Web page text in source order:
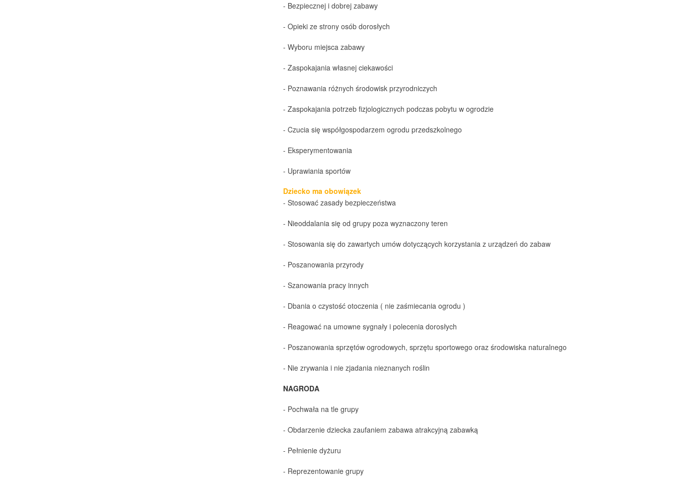
- Bezpiecznej i dobrej zabawy
- Opieki ze strony osób dorosłych
- Wyboru miejsca zabawy
- Zaspokajania własnej ciekawości
- Poznawania różnych środowisk przyrodniczych
- Zaspokajania potrzeb fizjologicznych podczas pobytu w ogrodzie
- Czucia się współgospodarzem ogrodu przedszkolnego
- Eksperymentowania
- Uprawiania sportów
Dziecko ma obowiązek
- Stosować zasady bezpieczeństwa
- Nieoddalania się od grupy poza wyznaczony teren
- Stosowania się do zawartych umów dotyczących korzystania z urządzeń do zabaw
- Poszanowania przyrody
- Szanowania pracy innych
- Dbania o czystość otoczenia ( nie zaśmiecania ogrodu )
- Reagować na umowne sygnały i polecenia dorosłych
- Poszanowania sprzętów ogrodowych, sprzętu sportowego oraz środowiska naturalnego
- Nie zrywania i nie zjadania nieznanych roślin
NAGRODA
- Pochwała na tle grupy
- Obdarzenie dziecka zaufaniem zabawa atrakcyjną zabawką
- Pełnienie dyżuru
- Reprezentowanie grupy